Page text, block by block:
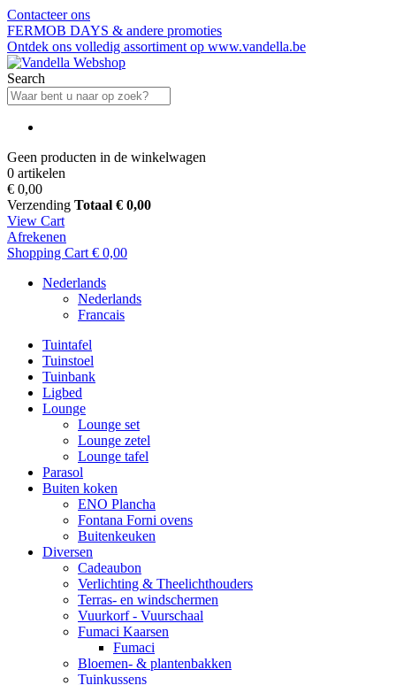
Contacteer ons
FERMOB DAYS & andere promoties
Ontdek ons volledig assortiment op www.vandella.be
Search
Geen producten in de winkelwagen
0 artikelen
€ 0,00
Verzending Totaal € 0,00
View Cart
Afrekenen
Shopping Cart € 0,00
Nederlands
Nederlands
Francais
Tuintafel
Tuinstoel
Tuinbank
Ligbed
Lounge
Lounge set
Lounge zetel
Lounge tafel
Parasol
Buiten koken
ENO Plancha
Fontana Forni ovens
Buitenkeuken
Diversen
Cadeaubon
Verlichting & Theelichthouders
Terras- en windschermen
Vuurkorf - Vuurschaal
Fumaci Kaarsen
Fumaci
Bloemen- & plantenbakken
Tuinkussens